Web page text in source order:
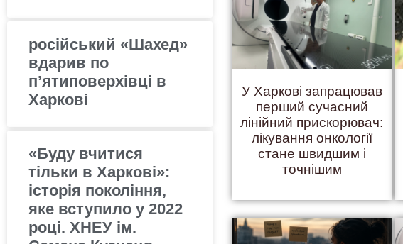
російський «Шахед»
вдарив по
п’ятиповерхівці в
Харкові
«Буду вчитися
тільки в Харкові»:
історія покоління,
яке вступило у 2022
році. ХНЕУ ім.
У Харкові запрацював
перший сучасний
лінійний прискорювач:
лікування онкології
стане швидшим і
точнішим